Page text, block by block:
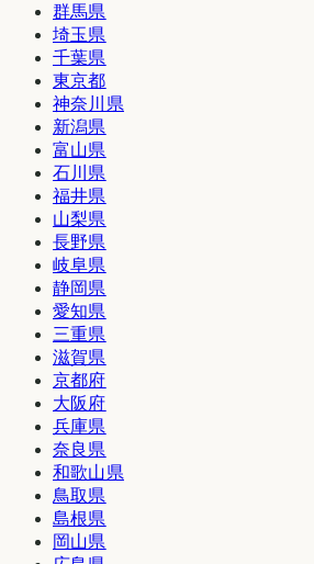
群馬県
埼玉県
千葉県
東京都
神奈川県
新潟県
富山県
石川県
福井県
山梨県
長野県
岐阜県
静岡県
愛知県
三重県
滋賀県
京都府
大阪府
兵庫県
奈良県
和歌山県
鳥取県
島根県
岡山県